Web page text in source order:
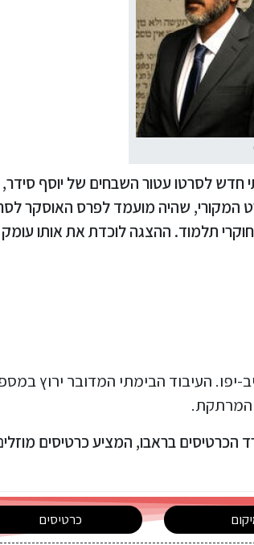
חדש לסרטו עטור השבחים של יוסף סידר,
המקורי, שהיה מועמד לפרס האוסקר
תלמוד. ההצגה לוכדת את אותו
יפו. העיבוד הבימתי המדובר ירוץ
המרתקת.
הכרטיסים בראבו, המציע כרטיסים
כרטיסים